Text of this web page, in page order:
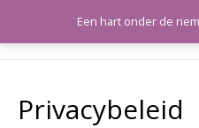
Een hart onder de
Privacybeleid